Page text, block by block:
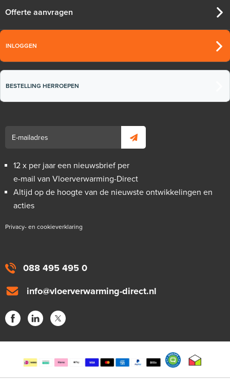
088 495 495 0
info@vloerverwarming-direct.nl
Offerte aanvragen
INLOGGEN
BESTELLING HERROEPEN
12 x per jaar een nieuwsbrief per
e-mail van Vloerverwarming-Direct
Altijd op de hoogte van de nieuwste ontwikkelingen en
acties
Privacy- en cookieverklaring